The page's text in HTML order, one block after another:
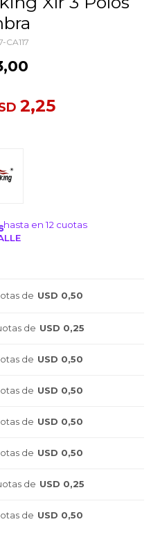
CA117
2,25
hasta en 12 cuotas
de USD 0,50
de USD 0,25
de USD 0,50
de USD 0,50
de USD 0,50
de USD 0,50
de USD 0,25
de USD 0,50
más ágil de
recargo o hasta en
más ágil de
recargo o hasta en
más ágil de
recargo o hasta en